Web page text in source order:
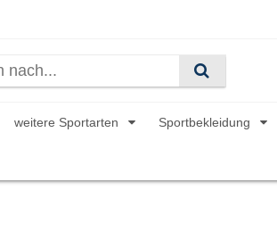
weitere Sportarten Sportbekleidung